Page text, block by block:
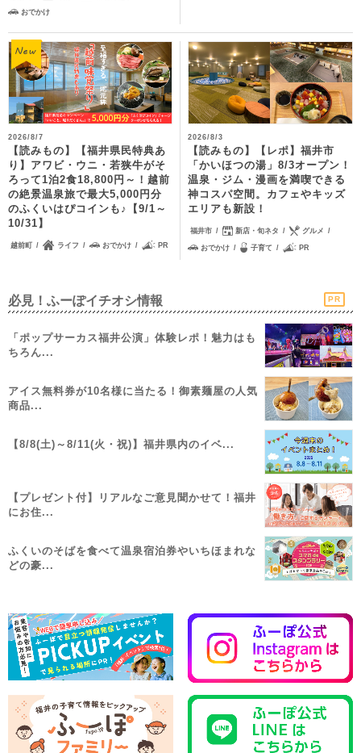
おでかけ
2026/8/7
【読みもの】【福井県民特典あ
り】アワビ・ウニ・若狭牛がそ
ろって1泊2食18,800円～！越前
の絶景温泉旅で最大5,000円分
のふくいはぴコインも♪【9/1～
10/31】
越前町 ライフ おでかけ PR
2026/8/3
【読みもの】【レポ】福井市
「かいほつの湯」8/3オープン！
温泉・ジム・漫画を満喫できる
神コスパ空間。カフェやキッズ
エリアも新設！
福井市 新店・旬ネタ グルメ
おでかけ 子育て PR
必見！ふーぽイチオシ情報 PR
「ポップサーカス福井公演」体験レポ！魅力はも
ちろん...
アイス無料券が10名様に当たる！御素麺屋の人気
商品...
【8/8(土)～8/11(火・祝)】福井県内のイベ...
【プレゼント付】リアルなご意見聞かせて！福井
にお住...
ふくいのそばを食べて温泉宿泊券やいちほまれな
どの豪...